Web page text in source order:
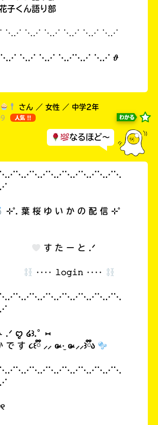
子くん語り部
⋱⋰ ⋱⋰ ⋱⋰ ⋱⋰ ⋱⋰ ⋱⋰
⋱⋰ ⋱⋰ ⋱⋰⋱⋰ ⋱⋰ 𝜗
さん ／ 女性 ／ 中学2年
人気 !! わかる
なるほど～
⊹˚. 葉 桜 ゆ い か の 配 信 ⊹˚
す た ー と .ᐟ
‥‥ 𝚕𝚘𝚐𝚒𝚗 ‥‥
.ᐟ ꨄ︎ ໒꒱.°⑅
で す ૮꒰ྀི ⸝⸝ ɞ̴̶̷ ·̫ ɞ̴̶̷ ⸝⸝꒱ྀིა